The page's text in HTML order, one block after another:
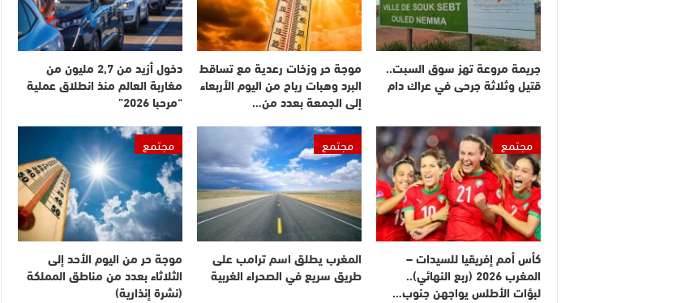
جريمة مروعة تهز سوق السبت..
قتيل وثلاثة جرحى في عراك دام
موجة حر وزخات رعدية مع تساقط
البرد وهبات رياح من اليوم الأربعاء
إلى الجمعة بعدد من…
دخول أزيد من 2,7 مليون من
مغاربة العالم منذ انطلاق عملية
“مرحبا 2026”
مجتمع
كأس أمم إفريقيا للسيدات –
المغرب 2026 (ربع النهائي)..
لبؤات الأطلس يواجهن جنوب…
مجتمع
المغرب يطلق اسم ترامب على
طريق سريع في الصحراء الغربية
مجتمع
موجة حر من اليوم الأحد إلى
الثلاثاء بعدد من مناطق المملكة
(نشرة إنذارية)